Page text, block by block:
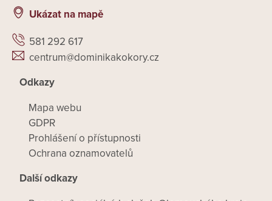
Ukázat na mapě
581 292 617
centrum@dominikakokory.cz
Odkazy
Mapa webu
GDPR
Prohlášení o přístupnosti
Ochrana oznamovatelů
Další odkazy